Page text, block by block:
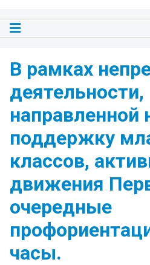
В рамках
деятельности,
направленной
поддержку
классов,
движения
очередные
часы.